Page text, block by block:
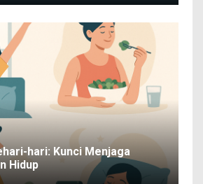
hari: Kunci Menjaga
Hidup